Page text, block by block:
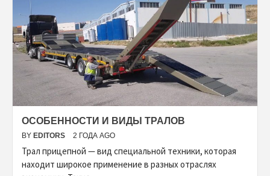
ОСОБЕННОСТИ И ВИДЫ ТРАЛОВ
BY EDITORS 2 ГОДА AGO
Трал прицепной — вид специальной техники, которая
находит широкое применение в разных отраслях